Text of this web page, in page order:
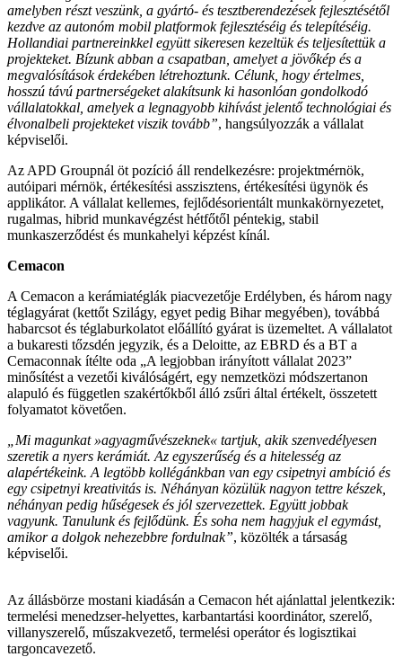
amelyben részt veszünk, a gyártó- és tesztberendezések fejlesztésétől
kezdve az autonóm mobil platformok fejlesztéséig és telepítéséig.
Hollandiai partnereinkkel együtt sikeresen kezeltük és teljesítettük a
projekteket. Bízunk abban a csapatban, amelyet a jövőkép és a
megvalósítások érdekében létrehoztunk. Célunk, hogy értelmes,
hosszú távú partnerségeket alakítsunk ki hasonlóan gondolkodó
vállalatokkal, amelyek a legnagyobb kihívást jelentő technológiai és
élvonalbeli projekteket viszik tovább”, hangsúlyozzák a vállalat
képviselői.
Az APD Groupnál öt pozíció áll rendelkezésre: projektmérnök,
autóipari mérnök, értékesítési asszisztens, értékesítési ügynök és
applikátor. A vállalat kellemes, fejlődésorientált munkakörnyezetet,
rugalmas, hibrid munkavégzést hétfőtől péntekig, stabil
munkaszerződést és munkahelyi képzést kínál.
Cemacon
A Cemacon a kerámiatéglák piacvezetője Erdélyben, és három nagy
téglagyárat (kettőt Szilágy, egyet pedig Bihar megyében), továbbá
habarcsot és téglaburkolatot előállító gyárat is üzemeltet. A vállalatot
a bukaresti tőzsdén jegyzik, és a Deloitte, az EBRD és a BT a
Cemaconnak ítélte oda „A legjobban irányított vállalat 2023”
minősítést a vezetői kiválóságért, egy nemzetközi módszertanon
alapuló és független szakértőkből álló zsűri által értékelt, összetett
folyamatot követően.
„Mi magunkat »agyagművészeknek« tartjuk, akik szenvedélyesen
szeretik a nyers kerámiát. Az egyszerűség és a hitelesség az
alapértékeink. A legtöbb kollégánkban van egy csipetnyi ambíció és
egy csipetnyi kreativitás is. Néhányan közülük nagyon tettre készek,
néhányan pedig hűségesek és jól szervezettek. Együtt jobbak
vagyunk. Tanulunk és fejlődünk. És soha nem hagyjuk el egymást,
amikor a dolgok nehezebbre fordulnak”, közölték a társaság
képviselői.
Az állásbörze mostani kiadásán a Cemacon hét ajánlattal jelentkezik:
termelési menedzser-helyettes, karbantartási koordinátor, szerelő,
villanyszerelő, műszakvezető, termelési operátor és logisztikai
targoncavezető.